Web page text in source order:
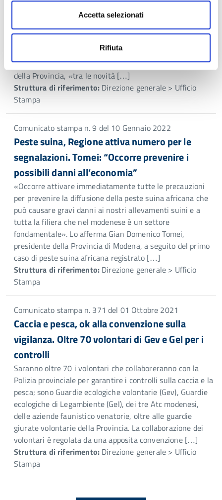
Accetta selezionati
Rifiuta
La Provincia ha rinnovato nei giorni scorsi la convenzione
con il Centro fauna selvatica Il Pettirosso di Modena per il
recupero delle carcasse degli animali selvatici sul suolo
2019 di questa competenza dalla Regione alla Provincia
stessa. Come sottolinea Gian Domenico Tomei, presidente
della Provincia, «tra le novità […]
Struttura di riferimento: Direzione generale > Ufficio
Stampa
Comunicato stampa n. 9 del 10 Gennaio 2022
Peste suina, Regione attiva numero per le
segnalazioni. Tomei: “Occorre prevenire i
possibili danni all’economia”
«Occorre attivare immediatamente tutte le precauzioni
per prevenire la diffusione della peste suina africana che
può causare gravi danni ai nostri allevamenti suini e a
tutta la filiera che nel modenese è un settore
fondamentale». Lo afferma Gian Domenico Tomei,
presidente della Provincia di Modena, a seguito del primo
caso di peste suina africana registrato […]
Struttura di riferimento: Direzione generale > Ufficio
Stampa
Comunicato stampa n. 371 del 01 Ottobre 2021
Caccia e pesca, ok alla convenzione sulla
vigilanza. Oltre 70 volontari di Gev e Gel per i
controlli
Saranno oltre 70 i volontari che collaboreranno con la
Polizia provinciale per garantire i controlli sulla caccia e la
pesca; sono Guardie ecologiche volontarie (Gev), Guardie
ecologiche di Legambiente (Gel), dei tre Atc modenesi,
delle aziende faunistico venatorie, oltre alle guardie
giurate volontarie della Provincia. La collaborazione dei
volontari è regolata da una apposita convenzione […]
Struttura di riferimento: Direzione generale > Ufficio
Stampa